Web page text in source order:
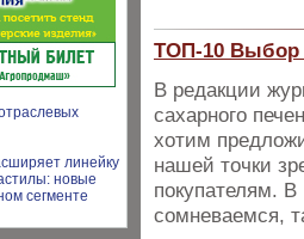
ТОП-10 Выбор
В редакции
сахарного
хотим
нашей точки
покупателям.
сомневаемся,